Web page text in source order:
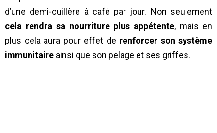
d’une demi-cuillère à café par jour. Non seulement
cela rendra sa nourriture plus appétente, mais en
plus cela aura pour effet de renforcer son système
immunitaire ainsi que son pelage et ses griffes.